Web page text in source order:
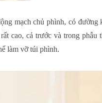
mạch chủ phình, có đường
cao, cả trước và trong phẫu
làm vỡ túi phình.